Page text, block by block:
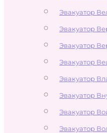
Эвакуатор
Эвакуатор
Эвакуатор
Эвакуатор
Эвакуатор
Эвакуатор
Эвакуатор
Эвакуатор